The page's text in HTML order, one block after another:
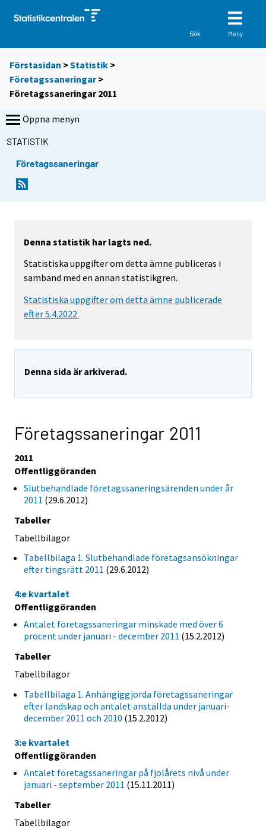
Sök Meny
Förstasidan >Statistik >
Företagssaneringar>
Företagssaneringar 2011
Öppna menyn
STATISTIK
Företagssaneringar
Denna statistik har lagts ned.
Statistiska uppgifter om detta ämne publiceras i
samband med en annan statistikgren.
Statistiska uppgifter om detta ämne publicerade
efter 5.4.2022.
Denna sida är arkiverad.
Företagssaneringar 2011
2011
Offentliggöranden
Slutbehandlade företagssaneringsärenden under år
2011 (29.6.2012)
Tabeller
Tabellbilagor
Tabellbilaga 1. Slutbehandlade företagsansökningar
efter tingsrätt 2011 (29.6.2012)
4:e kvartalet
Offentliggöranden
Antalet företagssaneringar minskade med över 6
procent under januari - december 2011 (15.2.2012)
Tabeller
Tabellbilagor
Tabellbilaga 1. Anhängiggjorda företagssaneringar
efter landskap och antalet anställda under januari-
december 2011 och 2010 (15.2.2012)
3:e kvartalet
Offentliggöranden
Antalet företagssaneringar på fjolårets nivå under
januari - september 2011 (15.11.2011)
Tabeller
Tabellbilagor